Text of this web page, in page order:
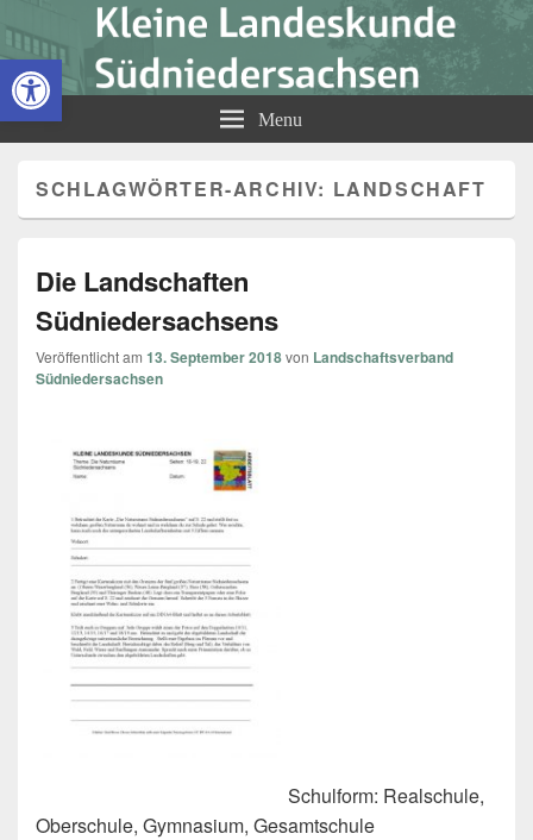
Open toolbar
Kleine Landeskunde
Südniedersachsen
Menu
SCHLAGWÖRTER-ARCHIV: LANDSCHAFT
Die Landschaften
Südniedersachsens
Veröffentlicht am 13. September 2018von Landschaftsverband
Südniedersachsen
Schulform: Realschule,
Oberschule, Gymnasium, Gesamtschule